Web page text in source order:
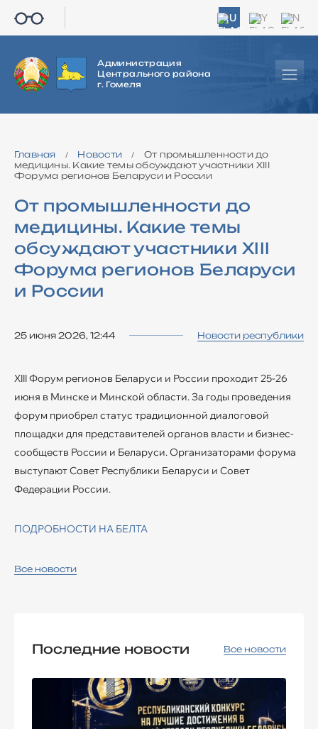
RU BY EN
Администрация
Центрального района
г. Гомеля
Главная / Новости /
От промышленности до
медицины. Какие темы обсуждают участники XIII
Форума регионов Беларуси и России
От промышленности до
медицины. Какие темы
обсуждают участники XIII
Форума регионов Беларуси
и России
25 июня 2026, 12:44 Новости республики
XIII Форум регионов Беларуси и России проходит 25-26
июня в Минске и Минской области. За годы проведения
форум приобрел статус традиционной диалоговой
площадки для представителей органов власти и бизнес-
сообществ России и Беларуси. Организаторами форума
выступают Совет Республики Беларуси и Совет
Федерации России.
ПОДРОБНОСТИ НА БЕЛТА
Все новости
Последние новости Все новости